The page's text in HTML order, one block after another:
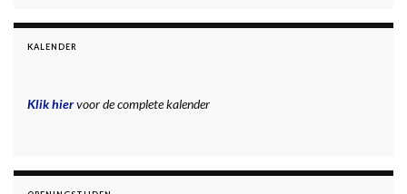
KALENDER
Klik hiervoor de complete kalender